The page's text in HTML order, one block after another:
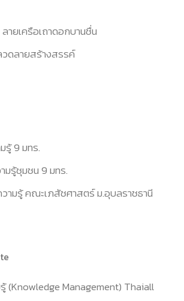
ายเครือเถาดอกบานชื่น
ดลายสร้างสรรค์
รู้ 9 มทร.
มรู้ชุมชน 9 มทร.
ามรู้ คณะเภสัชศาสตร์ ม.อุบลราชธานี
(Knowledge Management) Thaiall